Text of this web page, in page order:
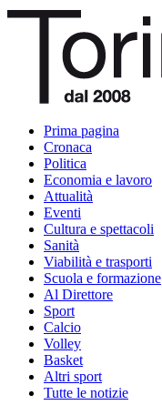
Prima pagina
Cronaca
Politica
Economia e lavoro
Attualità
Eventi
Cultura e spettacoli
Sanità
Viabilità e trasporti
Scuola e formazione
Al Direttore
Sport
Calcio
Volley
Basket
Altri sport
Tutte le notizie